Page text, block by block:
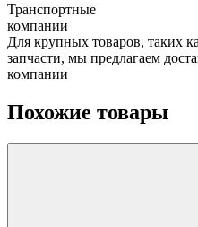
Транспортные
компании
Для крупных товаров, таких
запчасти, мы предлагаем
компании
Похожие товары